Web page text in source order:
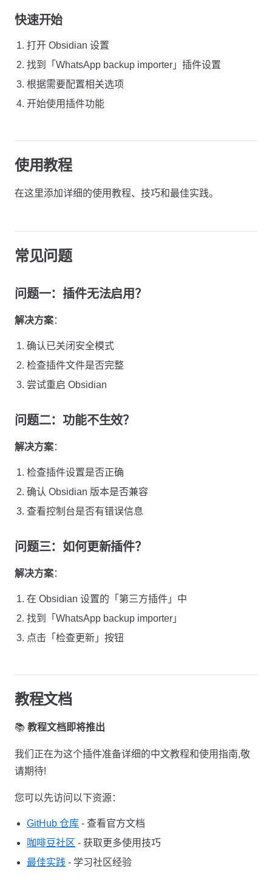
快速开始
打开 Obsidian 设置
找到「WhatsApp backup importer」插件设置
根据需要配置相关选项
开始使用插件功能
使用教程
在这里添加详细的使用教程、技巧和最佳实践。
常见问题
问题一：插件无法启用？
解决方案：
确认已关闭安全模式
检查插件文件是否完整
尝试重启 Obsidian
问题二：功能不生效？
解决方案：
检查插件设置是否正确
确认 Obsidian 版本是否兼容
查看控制台是否有错误信息
问题三：如何更新插件？
解决方案：
在 Obsidian 设置的「第三方插件」中
找到「WhatsApp backup importer」
点击「检查更新」按钮
教程文档
📚 教程文档即将推出
我们正在为这个插件准备详细的中文教程和使用指南,敬
请期待!
您可以先访问以下资源：
GitHub 仓库 - 查看官方文档
咖啡豆社区 - 获取更多使用技巧
最佳实践 - 学习社区经验